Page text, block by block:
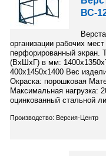
ВС-
организации рабочих
перфорированный экран.
(ВхШхГ) в мм:
400х1450х1400 Вес
Окраска: порошковая
Максимальная нагрузка:
оцинкованный стальной
Производство: Версия-Центр